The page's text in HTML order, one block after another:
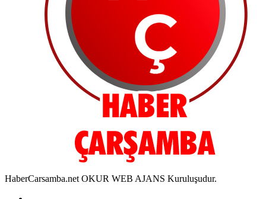
HaberCarsamba.net OKUR WEB AJANS Kuruluşudur.